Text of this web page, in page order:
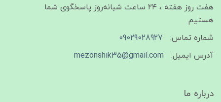
هفت روز هفته ، ۲۴ ساعت شبانه‌روز پاسخگوی شما
هستیم
شماره تماس:
09029028927
آدرس ایمیل:
mezonshik35@gmail.com
درباره ما